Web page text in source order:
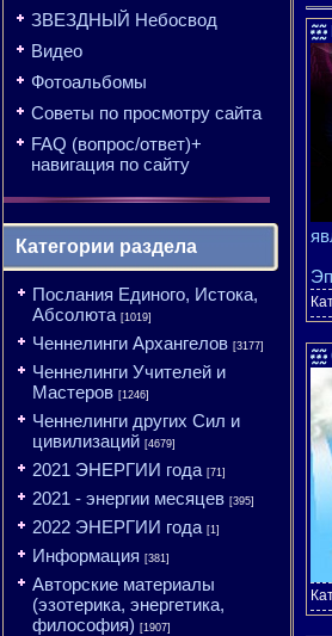
ЗВЕЗДНЫЙ Небосвод
Видео
Фотоальбомы
Советы по просмотру сайта
FAQ (вопрос/ответ)+
навигация по сайту
Категории раздела
Послания Единого, Истока,
Абсолюта [1019]
Ченнелинги Архангелов [3177]
Ченнелинги Учителей и
Мастеров [1246]
Ченнелинги других Сил и
цивилизаций [4679]
2021 ЭНЕРГИИ года [71]
2021 - энергии месяцев [395]
2022 ЭНЕРГИИ года [1]
Информация [381]
Авторские материалы
(эзотерика, энергетика,
философия) [1907]